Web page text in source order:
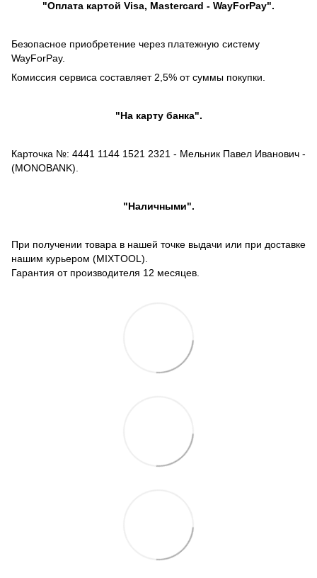
"Оплата картой Visa, Mastercard - WayForPay".
Безопасное приобретение через платежную систему
WayForPay.
Комиссия сервиса составляет 2,5% от суммы покупки.
"На карту банка".
Карточка №: 4441 1144 1521 2321 - Мельник Павел Иванович -
(MONOBANK).
"Наличными".
При получении товара в нашей точке выдачи или при доставке
нашим курьером (MIXTOOL).
Гарантия от производителя 12 месяцев.